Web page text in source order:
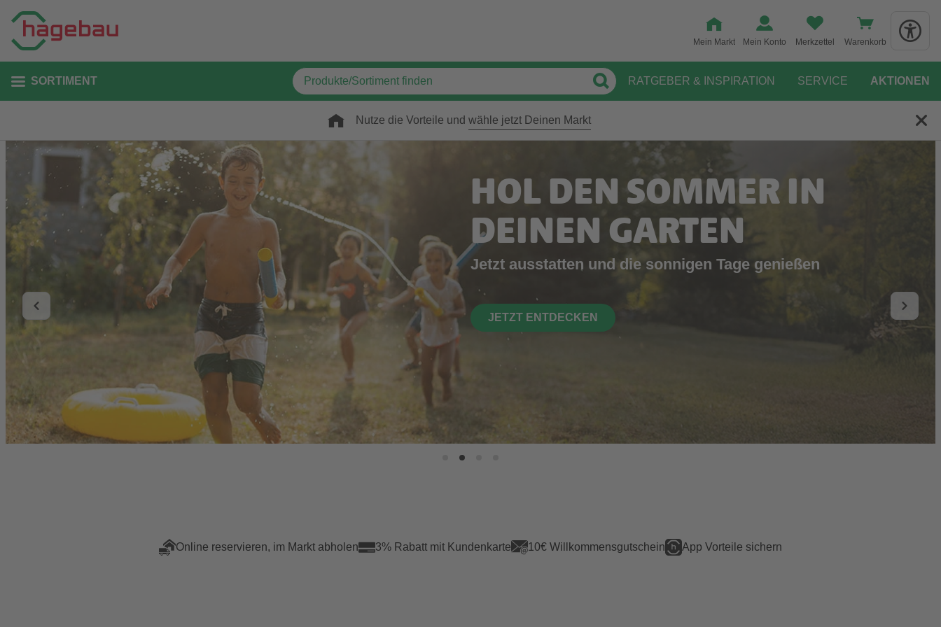
Mein Markt Mein Konto Merkzettel Warenkorb
SORTIMENT RATGEBER & INSPIRATION SERVICE AKTIONEN
Nutze die Vorteile und wähle jetzt Deinen Markt
HOL DEN SOMMER IN
DEINEN GARTEN
Jetzt ausstatten und die sonnigen Tage genießen
JETZT ENTDECKEN
Online reservieren, im Markt abholen 3% Rabatt mit Kundenkarte 10€ Willkommensgutschein App Vorteile sichern